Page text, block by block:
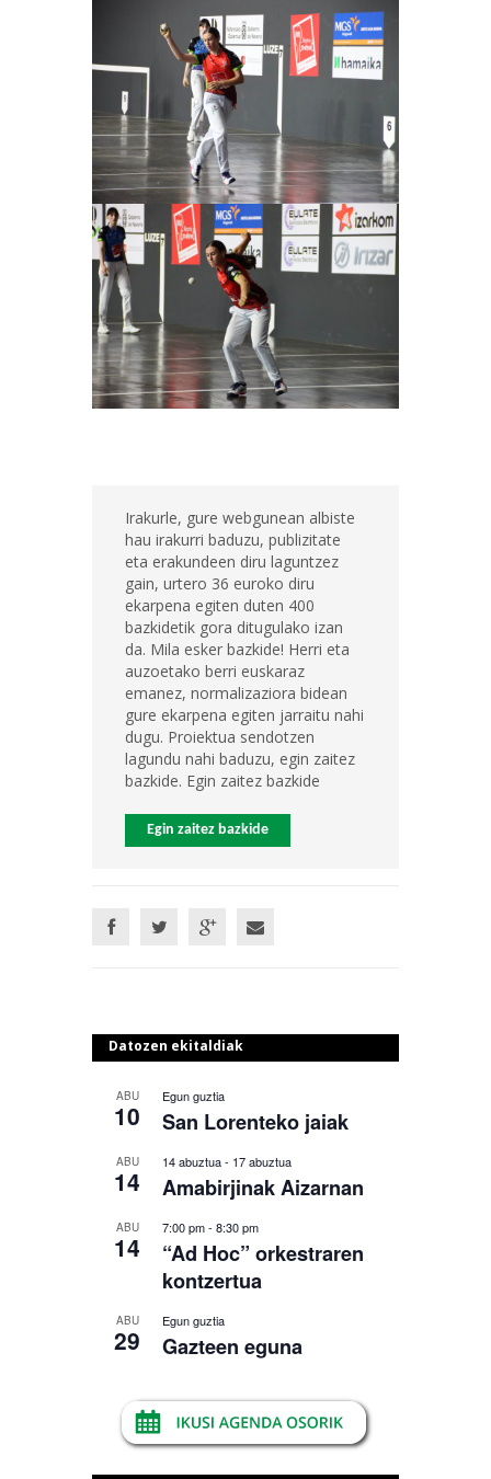
Irakurle, gure webgunean albiste
hau irakurri baduzu, publizitate
eta erakundeen diru laguntzez
gain, urtero 36 euroko diru
ekarpena egiten duten 400
bazkidetik gora ditugulako izan
da. Mila esker bazkide! Herri eta
auzoetako berri euskaraz
emanez, normalizaziora bidean
gure ekarpena egiten jarraitu nahi
dugu. Proiektua sendotzen
lagundu nahi baduzu, egin zaitez
bazkide. Egin zaitez bazkide
Egin zaitez bazkide
Datozen ekitaldiak
ABU
10
Egun guztia
San Lorenteko jaiak
ABU
14
14 abuztua- 17 abuztua
Amabirjinak Aizarnan
ABU
14
7:00 pm- 8:30 pm
“Ad Hoc” orkestraren
kontzertua
ABU
29
Egun guztia
Gazteen eguna